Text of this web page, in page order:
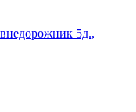
5д.,